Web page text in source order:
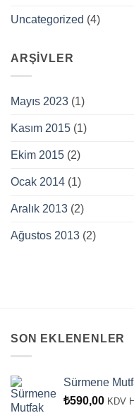
Uncategorized (4)
ARŞIVLER
Mayıs 2023 (1)
Kasım 2015 (1)
Ekim 2015 (2)
Ocak 2014 (1)
Aralık 2013 (2)
Ağustos 2013 (2)
SON EKLENENLER
Sürmene
₺590,00 KDV